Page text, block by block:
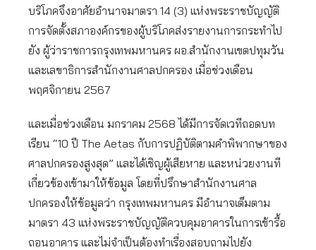
บริโภคจึงอาศัยอำนาจมาตรา 14 (3) แห่งพระราชบัญญัติ
การจัดตั้งสภาองค์กรของผู้บริโภคส่งรายงานการกระทำไป
ยัง ผู้ว่าราชการกรุงเทพมหานคร ผอ.สำนักงานเขตปทุมวัน
และเลขาธิการสำนักงานศาลปกครอง เมื่อช่วงเดือน
พฤศจิกายน 2567
และเมื่อช่วงเดือน มกราคม 2568 ได้มีการจัดเวทีถอดบท
เรียน “10 ปี The Aetas กับการปฏิบัติตามคำพิพากษาของ
ศาลปกครองสูงสุด” และได้เชิญผู้เสียหาย และหน่วยงานที
เกี่ยวข้องเข้ามาให้ข้อมูล โดยที่ปรึกษาสำนักงานศาล
ปกครองให้ข้อมูลว่า กรุงเทพมหานคร มีอำนาจเต็มตาม
มาตรา 43 แห่งพระราชบัญญัติควบคุมอาคารในการเข้ารื้อ
ถอนอาคาร และไม่จำเป็นต้องทำเรื่องสอบถามไปยัง